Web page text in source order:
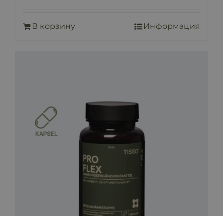
В корзину Информация